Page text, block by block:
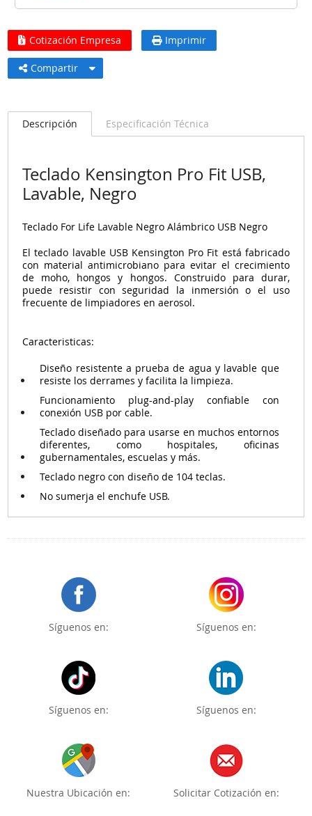
Cotización Empresa Imprimir
Compartir
Descripción Especificación Técnica
Teclado Kensington Pro Fit USB,
Lavable, Negro
Teclado For Life Lavable Negro Alámbrico USB Negro
El teclado lavable USB Kensington Pro Fit está fabricado
con material antimicrobiano para evitar el crecimiento
de moho, hongos y hongos. Construido para durar,
puede resistir con seguridad la inmersión o el uso
frecuente de limpiadores en aerosol.
Caracteristicas:
Diseño resistente a prueba de agua y lavable que
resiste los derrames y facilita la limpieza.
Funcionamiento plug-and-play confiable con
conexión USB por cable.
Teclado diseñado para usarse en muchos entornos
diferentes, como hospitales, oficinas
gubernamentales, escuelas y más.
Teclado negro con diseño de 104 teclas.
No sumerja el enchufe USB.
Síguenos en: Síguenos en:
Síguenos en: Síguenos en:
Nuestra Ubicación en: Solicitar Cotización en: